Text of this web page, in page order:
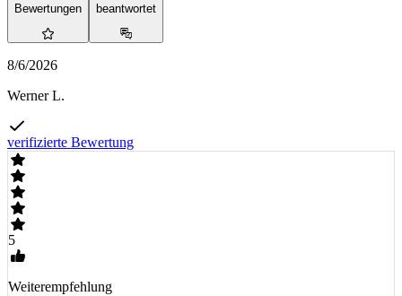
Bewertungen
beantwortet
8/6/2026
Werner L.
verifizierte Bewertung
5
Weiterempfehlung